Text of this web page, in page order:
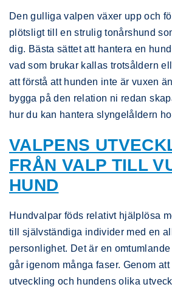
Den gulliga valpen växer upp och
plötsligt till en strulig tonårshund
dig. Bästa sättet att hantera en
vad som brukar kallas trotsåldern
att förstå att hunden inte är vuxen
bygga på den relation ni redan
hur du kan hantera slyngelåldern
VALPENS
FRÅN VALP TILL
HUND
Hundvalpar föds relativt hjälplösa
till självständiga individer med en
personlighet. Det är en
går igenom många faser. Genom
utveckling och hundens olika